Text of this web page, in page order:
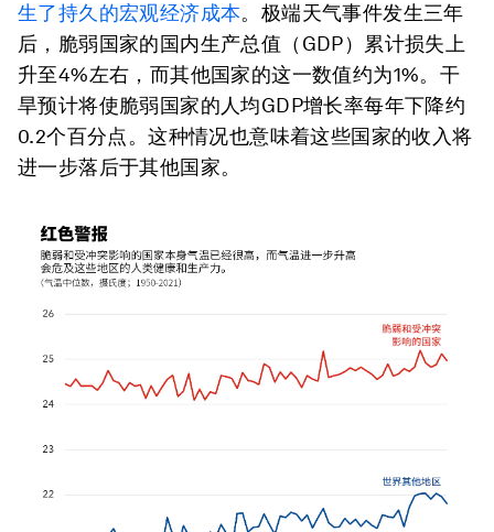
生了持久的宏观经济成本。极端天气事件发生三年
后，脆弱国家的国内生产总值（GDP）累计损失上
升至4%左右，而其他国家的这一数值约为1%。干
旱预计将使脆弱国家的人均GDP增长率每年下降约
0.2个百分点。这种情况也意味着这些国家的收入将
进一步落后于其他国家。